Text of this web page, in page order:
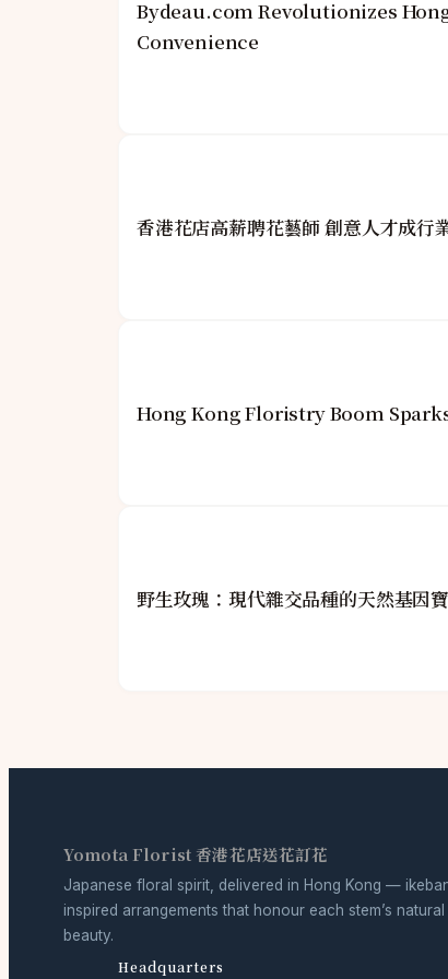
Bydeau.com Revolutionizes
Convenience
香港花店高薪聘花藝師 創意人才成行
Hong Kong Floristry Boom
野生玫瑰：現代雜交品種的天然基因
Yomota Florist 香港花店送花訂花
Japanese floral spirit, delivered in Hong Kong —
inspired arrangements that honour each stem’s natural
beauty.
Headquarters